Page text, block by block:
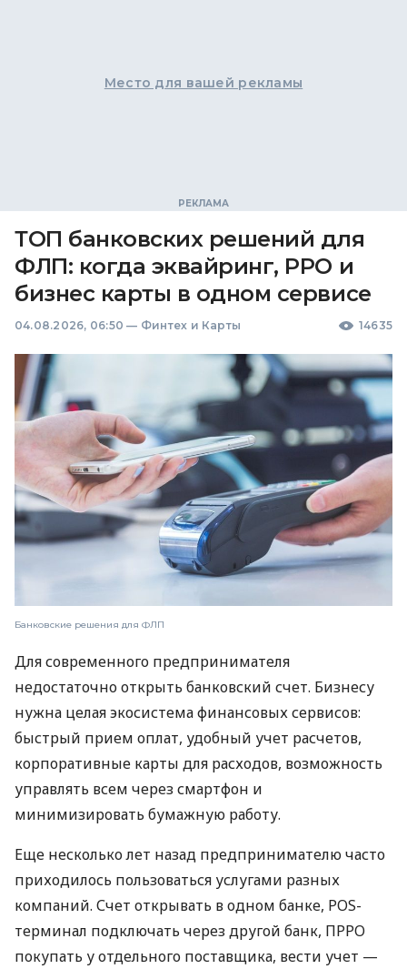
Место для вашей рекламы
ТОП банковских решений для
ФЛП: когда эквайринг, РРО и
бизнес карты в одном сервисе
04.08.2026, 06:50 — Финтех и Карты 14635
Банковские решения для ФЛП
Для современного предпринимателя
недостаточно открыть банковский счет. Бизнесу
нужна целая экосистема финансовых сервисов:
быстрый прием оплат, удобный учет расчетов,
корпоративные карты для расходов, возможность
управлять всем через смартфон и
минимизировать бумажную работу.
Еще несколько лет назад предпринимателю часто
приходилось пользоваться услугами разных
компаний. Счет открывать в одном банке, POS-
терминал подключать через другой банк, ПРРО
покупать у отдельного поставщика, вести учет —